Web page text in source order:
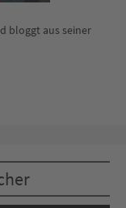
bloggt aus seiner